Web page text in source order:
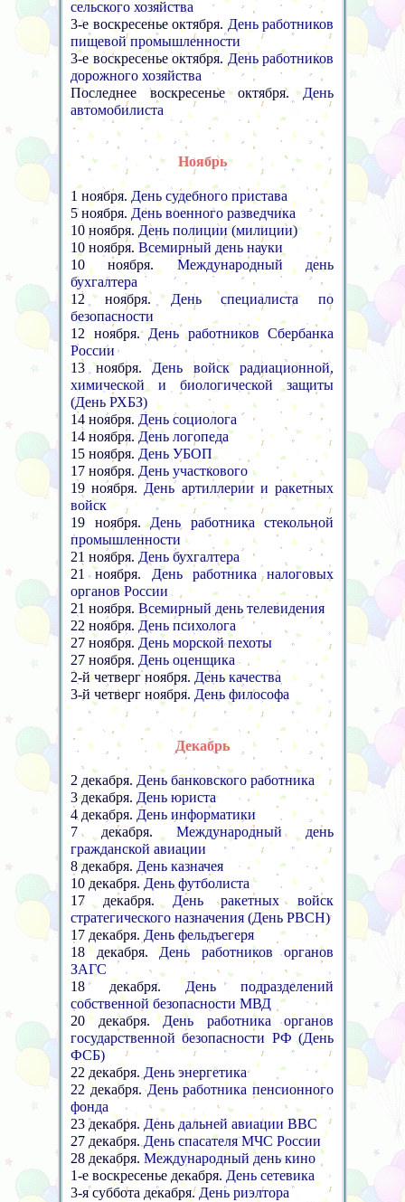
сельского хозяйства
3-е воскресенье октября. День работников
пищевой промышленности
3-е воскресенье октября. День работников
дорожного хозяйства
Последнее воскресенье октября.День
автомобилиста
Ноябрь
1 ноября. День судебного пристава
5 ноября. День военного разведчика
10 ноября.День полиции (милиции)
10 ноября. Всемирный день науки
10 ноября. Международный день
бухгалтера
12 ноября. День специалиста по
безопасности
12 ноября. День работников Сбербанка
России
13 ноября. День войск радиационной,
химической и биологической защиты
(День РХБЗ)
14 ноября. День социолога
14 ноября.День логопеда
15 ноября. День УБОП
17 ноября. День участкового
19 ноября. День артиллерии и ракетных
войск
19 ноября.День работника стекольной
промышленности
21 ноября. День бухгалтера
21 ноября. День работника налоговых
органов России
21 ноября. Всемирный день телевидения
22 ноября. День психолога
27 ноября.День морской пехоты
27 ноября. День оценщика
2-й четверг ноября. День качества
3-й четверг ноября. День философа
Декабрь
2 декабря.День банковского работника
3 декабря. День юриста
4 декабря. День информатики
7 декабря. Международный день
гражданской авиации
8 декабря. День казначея
10 декабря. День футболиста
17 декабря. День ракетных войск
стратегического назначения (День РВСН)
17 декабря. День фельдъегеря
18 декабря.День работников органов
ЗАГС
18 декабря.День подразделений
собственной безопасности МВД
20 декабря.День работника органов
государственной безопасности РФ (День
ФСБ)
22 декабря. День энергетика
22 декабря.День работника пенсионного
фонда
23 декабря. День дальней авиации ВВС
27 декабря. День спасателя МЧС России
28 декабря. Международный день кино
1-е воскресенье декабря. День сетевика
3-я суббота декабря. День риэлтора